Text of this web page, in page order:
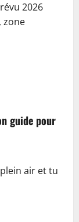
2026
zone
guide pour
air et tu